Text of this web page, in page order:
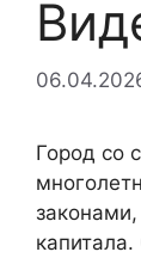
Город со